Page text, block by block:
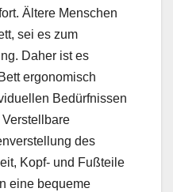
Ältere Menschen
sei es zum
Daher ist es
ergonomisch
Bedürfnissen
des
Kopf- und Fußteile
eine bequeme